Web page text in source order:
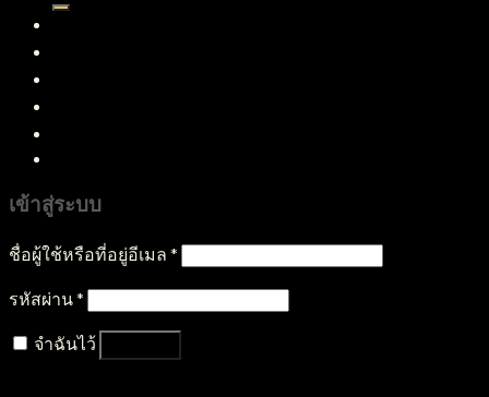
เข้าสู่ระบบ
ชื่อผู้ใช้หรือที่อยู่อีเมล *
รหัสผ่าน*
จำฉันไว้